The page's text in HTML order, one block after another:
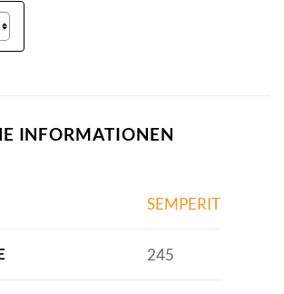
INFORMATIONEN
SEMPERIT
245